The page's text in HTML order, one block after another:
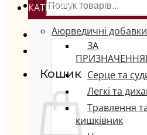
Кошик
КАТЕГОРІЇ
Аюрведичні добавки
ЗА
Серце та
Легкі та
Травлення
кишківник